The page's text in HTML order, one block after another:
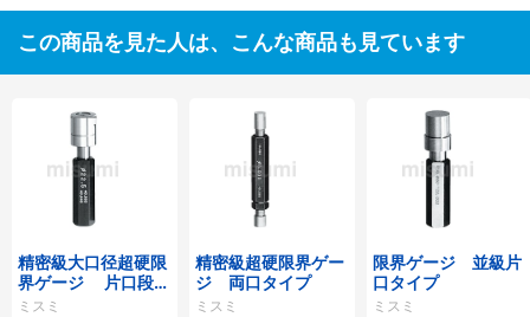
この商品を見た人は、こんな商品も見ています
精密級大口径超硬限
界ゲージ 片口段付
タイプ
ミスミ
精密級超硬限界ゲー
ジ 両口タイプ
ミスミ
限界ゲージ 並級片
口タイプ
ミスミ